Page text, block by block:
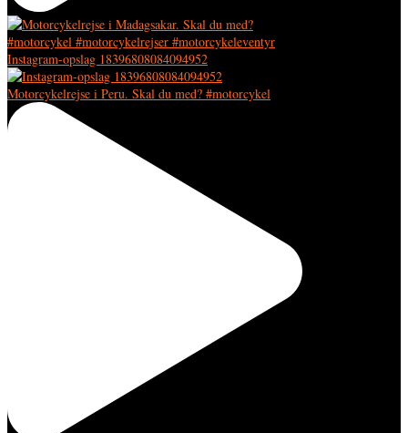
Instagram-opslag 18396808084094952
Motorcykelrejse i Peru. Skal du med? #motorcykel